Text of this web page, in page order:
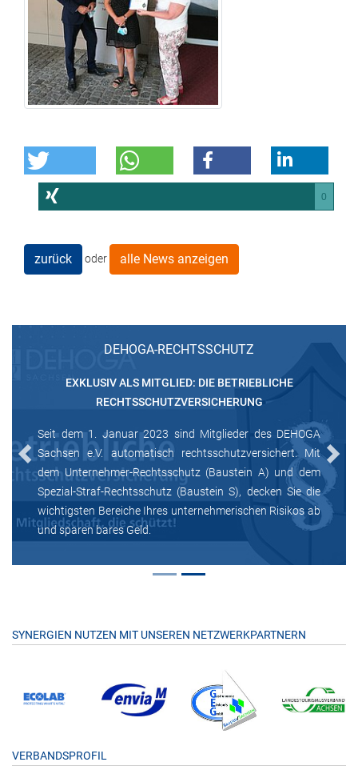
0
zurück oder alle News anzeigen
DEHOGA-RECHTSSCHUTZ
EXKLUSIV ALS MITGLIED: DIE BETRIEBLICHE
RECHTSSCHUTZVERSICHERUNG
Seit dem 1. Januar 2023 sind Mitglieder des DEHOGA
Sachsen e.V. automatisch rechtsschutzversichert. Mit
dem Unternehmer-Rechtsschutz (Baustein A) und dem
Spezial-Straf-Rechtsschutz (Baustein S), decken Sie die
wichtigsten Bereiche Ihres unternehmerischen Risikos ab
und sparen bares Geld.
Previous Next
SYNERGIEN NUTZEN MIT UNSEREN NETZWERKPARTNERN
VERBANDSPROFIL